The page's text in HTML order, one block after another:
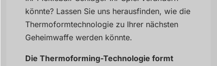
könnte? Lassen Sie uns herausfinden, wie die
Thermoformtechnologie zu Ihrer nächsten
Geheimwaffe werden könnte.
Die Thermoforming-Technologie formt